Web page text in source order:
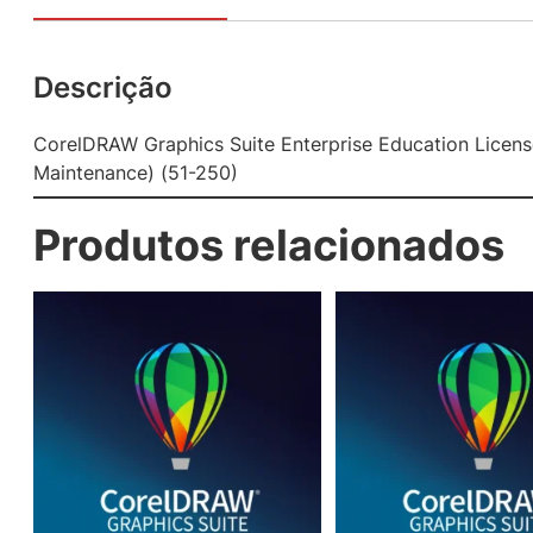
Descrição
CorelDRAW Graphics Suite Enterprise Education
Maintenance) (51-250)
Produtos relacionados